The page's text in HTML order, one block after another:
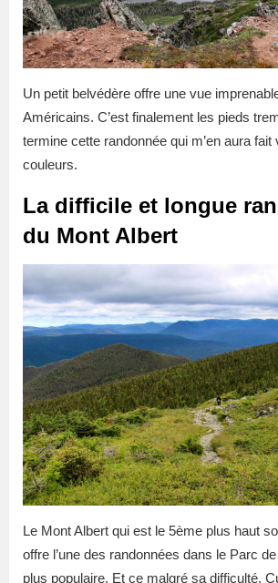
Un petit belvédère offre une vue
Américains. C’est finalement les pieds
termine cette randonnée qui m’en aura fait
couleurs.
La difficile et longue
du Mont Albert
Le Mont Albert qui est le 5ème plus haut
offre l’une des randonnées dans le Parc
plus populaire. Et ce malgré sa difficulté.